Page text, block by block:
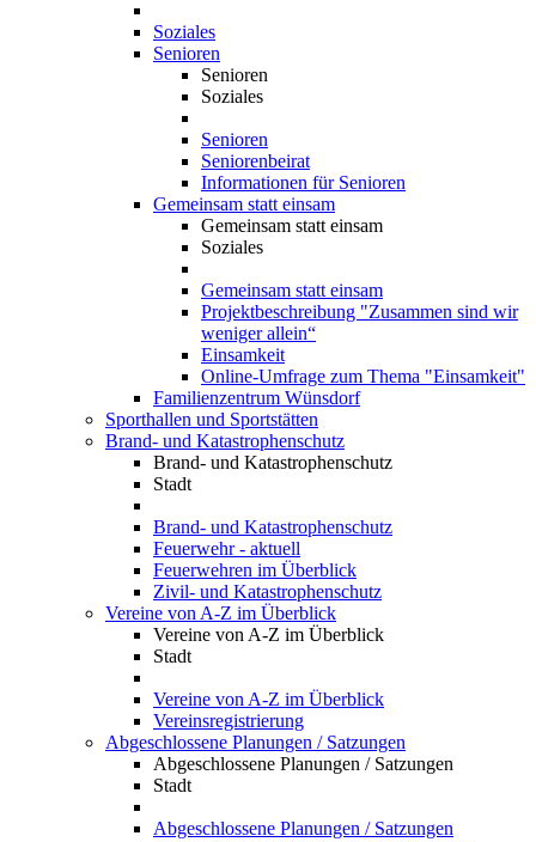
Soziales
Senioren
Senioren
Soziales
Senioren
Seniorenbeirat
Informationen für Senioren
Gemeinsam statt einsam
Gemeinsam statt einsam
Soziales
Gemeinsam statt einsam
Projektbeschreibung "Zusammen sind wir
weniger allein“
Einsamkeit
Online-Umfrage zum Thema "Einsamkeit"
Familienzentrum Wünsdorf
Sporthallen und Sportstätten
Brand- und Katastrophenschutz
Brand- und Katastrophenschutz
Stadt
Brand- und Katastrophenschutz
Feuerwehr - aktuell
Feuerwehren im Überblick
Zivil- und Katastrophenschutz
Vereine von A-Z im Überblick
Vereine von A-Z im Überblick
Stadt
Vereine von A-Z im Überblick
Vereinsregistrierung
Abgeschlossene Planungen / Satzungen
Abgeschlossene Planungen / Satzungen
Stadt
Abgeschlossene Planungen / Satzungen